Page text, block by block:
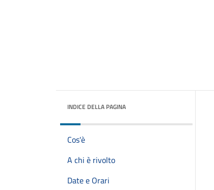
INDICE DELLA PAGINA
Cos'è
A chi è rivolto
Date e Orari